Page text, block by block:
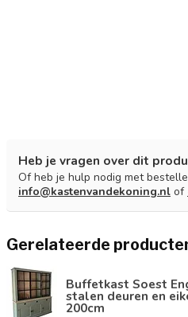
Heb je vragen over dit
Of heb je hulp nodig met
info@kastenvandekoning.nl of
Gerelateerde
Buffetkast Soest
stalen deuren en
200cm